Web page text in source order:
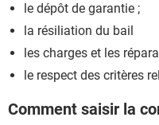
le dépôt de garantie ;
la résiliation du bail
les charges et les
le respect des critères
Comment saisir la